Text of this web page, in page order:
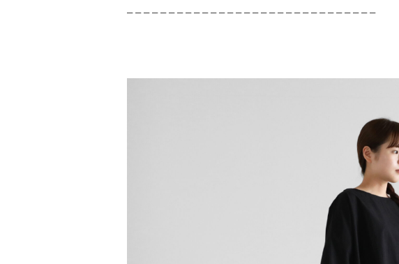
– – – – – – – – – – – – – – – – – – – – – – – – – – – – – –